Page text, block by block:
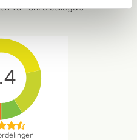
van onze collega's